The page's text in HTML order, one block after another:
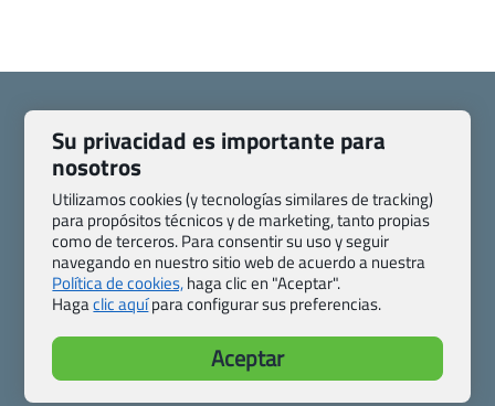
Pasaporte, Visado, Salud y otras disposiciones específicas
Blog de Viajes.com
Registro de agencias
Preguntas frecuentes
Condiciones generales
Política de privacidad y cookies
Transparencia
Viajes.com
Su privacidad es importante para
nosotros
Utilizamos cookies (y tecnologías similares de tracking)
para propósitos técnicos y de marketing, tanto propias
como de terceros. Para consentir su uso y seguir
navegando en nuestro sitio web de acuerdo a nuestra
Política de cookies,haga clic en "Aceptar".
Hagaclic aquípara configurar sus preferencias.
Aceptar